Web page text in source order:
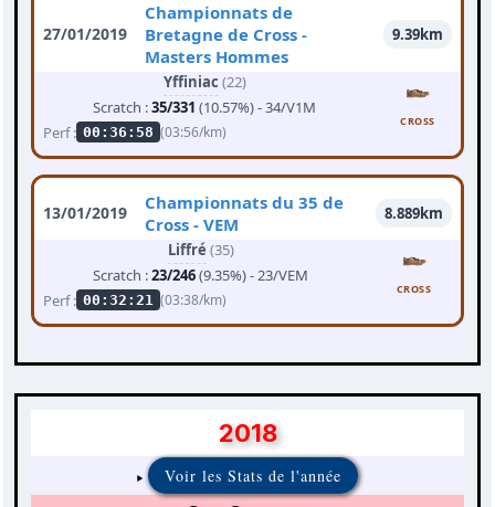
27/01/2019
Championnats de
Bretagne de Cross -
Masters Hommes
9.39km
Yffiniac (22)
Scratch :35/331 (10.57%) - 34/V1M
Perf : 00:36:58 (03:56/km)
CROSS
13/01/2019
Championnats du 35 de
Cross - VEM
8.889km
Liffré (35)
Scratch :23/246(9.35%) - 23/VEM
Perf : 00:32:21 (03:38/km)
CROSS
2018
Voir les Stats de l'année